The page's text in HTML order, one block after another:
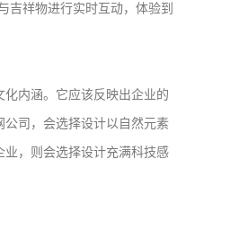
吉祥物进行实时互动，体验到
内涵。它应该反映出企业的
司，会选择设计以自然元素
，则会选择设计充满科技感